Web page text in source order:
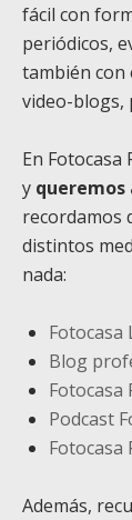
fácil con
periódicos,
también con
video-blogs,
En
y
recordamos
distintos
nada:
Fotocasa
Blog
Fotocasa
Podcast
Fotocasa
Además,